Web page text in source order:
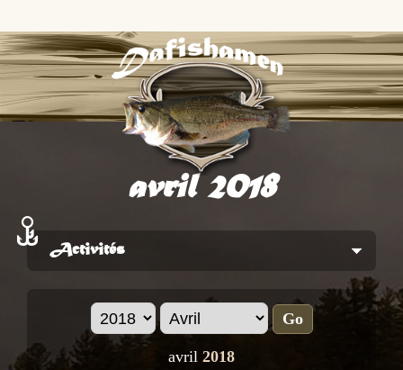
avril 2018
Activités
Go
avril 2018